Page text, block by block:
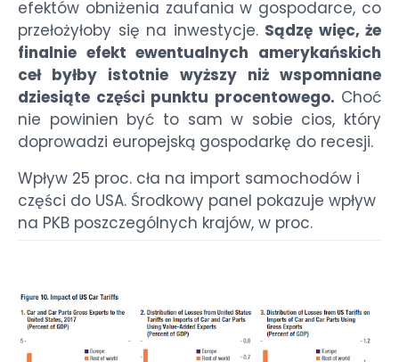
efektów obniżenia zaufania w gospodarce, co
przełożyłoby się na inwestycje. Sądzę więc, że
finalnie efekt ewentualnych amerykańskich
ceł byłby istotnie wyższy niż wspomniane
dziesiąte części punktu procentowego. Choć
nie powinien być to sam w sobie cios, który
doprowadzi europejską gospodarkę do recesji.
Wpływ 25 proc. cła na import samochodów i
części do USA. Środkowy panel pokazuje wpływ
na PKB poszczególnych krajów, w proc.